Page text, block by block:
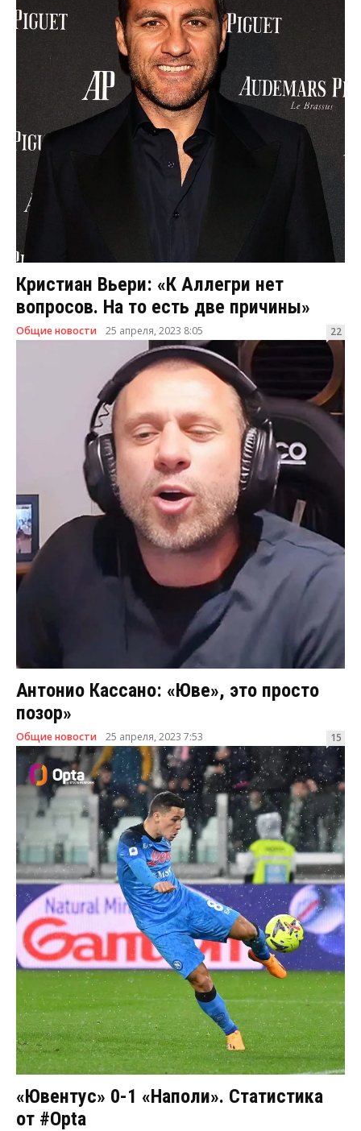
Кристиан Вьери: «К Аллегри нет
вопросов. На то есть две причины»
Общие новости 25 апреля, 2023 8:05 22
Антонио Кассано: «Юве», это просто
позор»
Общие новости 25 апреля, 2023 7:53 15
«Ювентус» 0-1 «Наполи». Статистика
от #Opta